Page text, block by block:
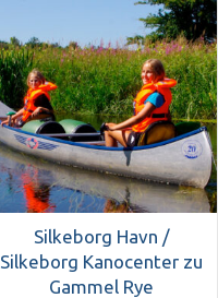
Silkeborg Havn /
Silkeborg Kanocenter zu
Gammel Rye